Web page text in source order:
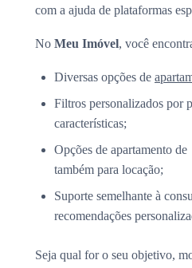
com a ajuda de plataformas
No Meu Imóvel, você
Diversas opções de
Filtros personalizados por
características;
Opções de apartamento
também para locação;
Suporte semelhante à
recomendações
Seja qual for o seu objetivo,